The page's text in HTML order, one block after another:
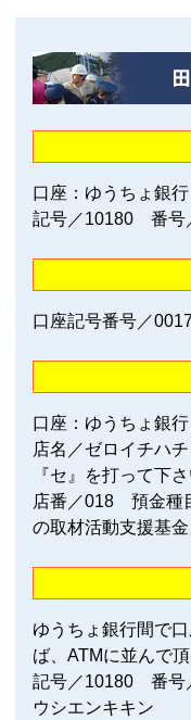
口座：ゆうちょ銀行
記号／10180 番号
口座記号番号／
口座：ゆうちょ銀行
店名／ゼロイチハ
『セ』を打って下さ
店番／018 預金種
の取材活動支援基金
ゆうちょ銀行間で
ば、ATMに並んで
記号／10180 番号
ウシエンキキン